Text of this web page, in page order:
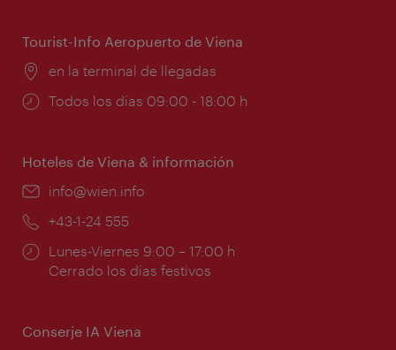
Tourist-Info Aeropuerto de Viena
Lugar:
en la terminal de llegadas
Horarios
Todos los días 09:00 - 18:00 h
Hoteles de Viena & información
e-
info@wien.info
Teléfono:
+43-1-24 555
Horarios
de
Lunes-Viernes 9:00 – 17:00 h
Cerrado los días festivos
Conserje IA Viena